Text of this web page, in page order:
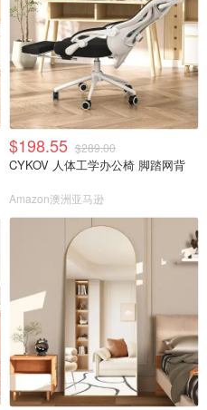
$198.55 $289.00
CYKOV 人体工学办公椅 脚踏网背
Amazon澳洲亚马逊